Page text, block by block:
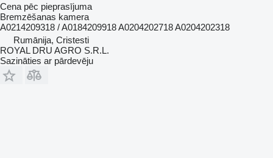
Cena pēc pieprasījuma
Bremzēšanas kamera
A0214209318 / A0184209918 A0204202718 A0204202318
Rumānija, Cristesti
ROYAL DRU AGRO S.R.L.
Sazināties ar pārdevēju